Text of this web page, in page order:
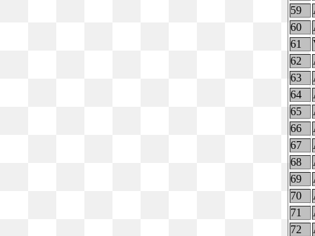
59
60
61
62
63
64
65
66
67
68
69
70
71
72